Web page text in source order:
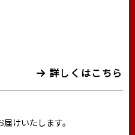
詳しくはこちら
けいたします。